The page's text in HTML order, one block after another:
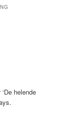
helende